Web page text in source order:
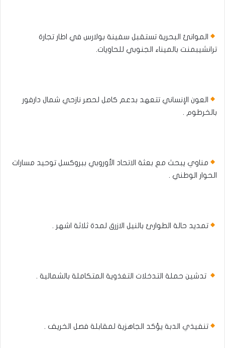
الموانئ البحرية تستقبل سفينة بولارس في اطار تجارة
ترانشيبمنت بالميناء الجنوبي للحاويات.
العون الإنساني تتعهد بدعم كامل لحصر نازحي شمال دارفور
بالخرطوم .
مناوي يبحث مع بعثة الاتحاد الأوروبي ببروكسل توحيد مسارات
الحوار الوطني .
تمديد حالة الطوارئ بالنيل الازرق لمدة ثلاثة اشهر .
تدشين حملة التدخلات التغذوية المتكاملة بالشمالية .
تنفيذي الدبة يؤكد الجاهزية لمقابلة فصل الخريف .